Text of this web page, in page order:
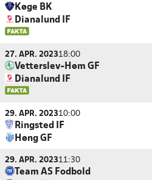
Køge BK
Dianalund IF
27. APR. 202318:00
Vetterslev-Høm GF
Dianalund IF
29. APR. 202310:00
Ringsted IF
Høng GF
29. APR. 202311:30
Team AS Fodbold